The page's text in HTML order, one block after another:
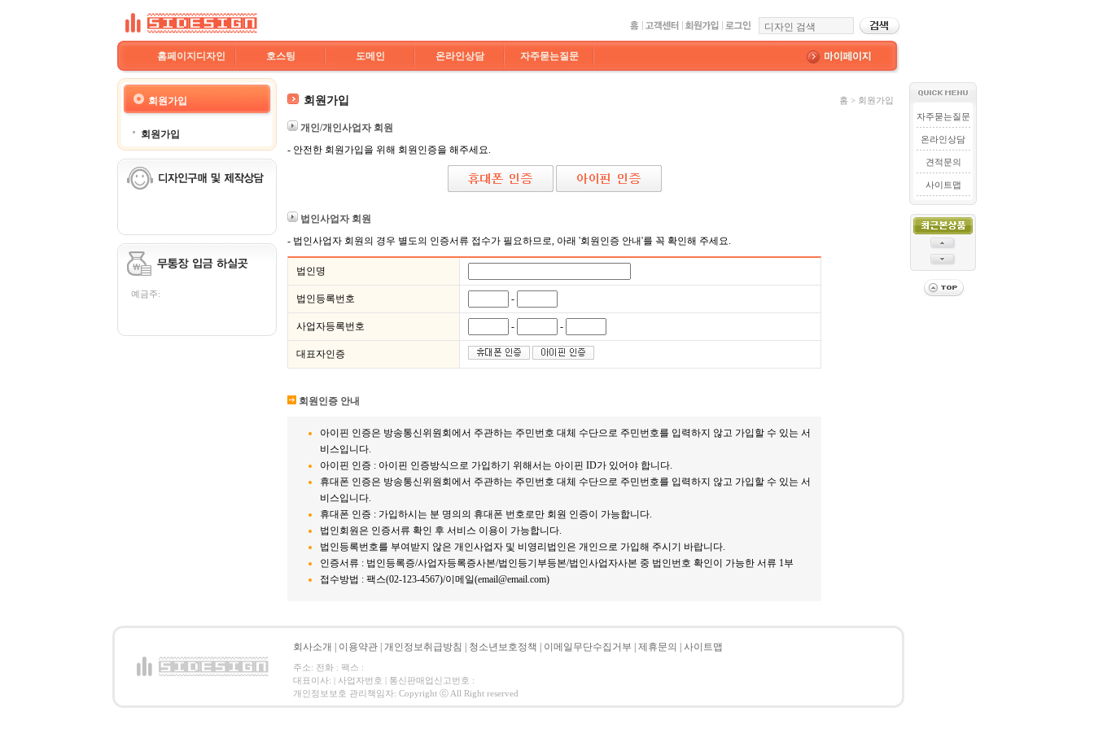
홈페이지디자인 호스팅 도메인 온라인상담 자주묻는질문
회원가입
회원가입
예금주:
회원가입 홈 > 회원가입
개인/개인사업자 회원
- 안전한 회원가입을 위해 회원인증을 해주세요.
법인사업자 회원
- 법인사업자 회원의 경우 별도의 인증서류 접수가 필요하므로, 아래 '회원인증 안내'를 꼭 확인해 주세요.
법인명
법인등록번호 -
사업자등록번호 - -
대표자인증
회원인증 안내
아이핀 인증은 방송통신위원회에서 주관하는 주민번호 대체 수단으로 주민번호를 입력하지 않고 가입할 수 있는 서
비스입니다.
아이핀 인증 : 아이핀 인증방식으로 가입하기 위해서는 아이핀 ID가 있어야 합니다.
휴대폰 인증은 방송통신위원회에서 주관하는 주민번호 대체 수단으로 주민번호를 입력하지 않고 가입할 수 있는 서
비스입니다.
휴대폰 인증 : 가입하시는 분 명의의 휴대폰 번호로만 회원 인증이 가능합니다.
법인회원은 인증서류 확인 후 서비스 이용이 가능합니다.
법인등록번호를 부여받지 않은 개인사업자 및 비영리법인은 개인으로 가입해 주시기 바랍니다.
인증서류 : 법인등록증/사업자등록증사본/법인등기부등본/법인사업자사본 중 법인번호 확인이 가능한 서류 1부
접수방법 : 팩스(02-123-4567)/이메일(email@email.com)
자주묻는질문
온라인상담
견적문의
사이트맵
회사소개 이용약관 개인정보취급방침 청소년보호정책 이메일무단수집거부 제휴문의 사이트맵
주소: 전화 : 팩스 :
대표이사: | 사업자번호 | 통신판매업신고번호 :
개인정보보호 관리책임자: Copyright ⓒ All Right reserved